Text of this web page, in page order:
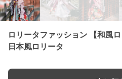
ロリータファッション 【和風
日本風ロリータ